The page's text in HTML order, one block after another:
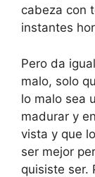
cabeza con
instantes
Pero da
malo, solo
lo malo sea
madurar y
vista y que
ser mejor
quisiste ser.